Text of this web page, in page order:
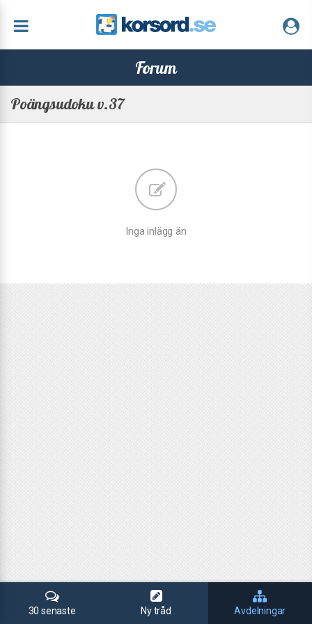
Forum
Poängsudoku v.37
Inga inlägg än
30 senaste Ny tråd Avdelningar